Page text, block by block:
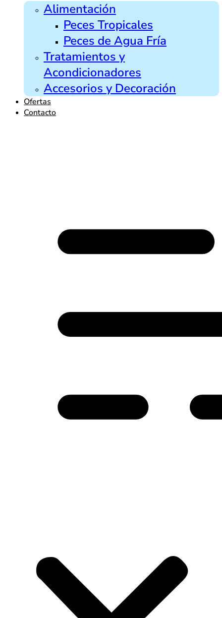
Alimentación
Peces Tropicales
Peces de Agua Fría
Tratamientos y
Acondicionadores
Accesorios y Decoración
Ofertas
Contacto